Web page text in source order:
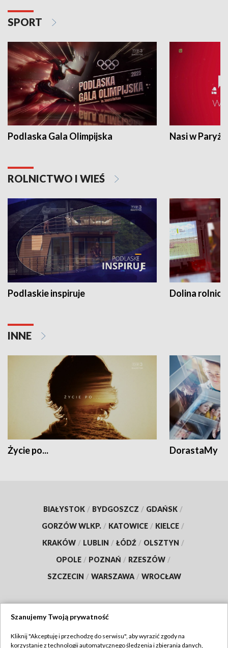
SPORT
Podlaska Gala Olimpijska Nasi w Paryżu
ROLNICTWO I WIEŚ
Podlaskie inspiruje Dolina
INNE
Życie po... DorastaMy
BIAŁYSTOK / BYDGOSZCZ / GDAŃSK /
GORZÓW WLKP. / KATOWICE / KIELCE /
KRAKÓW / LUBLIN / ŁÓDŹ / OLSZTYN /
OPOLE / POZNAŃ / RZESZÓW /
SZCZECIN / WARSZAWA / WROCŁAW
Szanujemy Twoją prywatność
Kliknij "Akceptuję i przechodzę do serwisu", aby wyrazić zgody na
korzystanie z technologii automatycznego śledzenia i zbierania danych,